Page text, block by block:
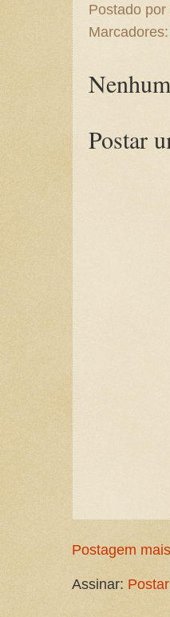
Postado por
Marcadores:
Postar
Postagem
Assinar: